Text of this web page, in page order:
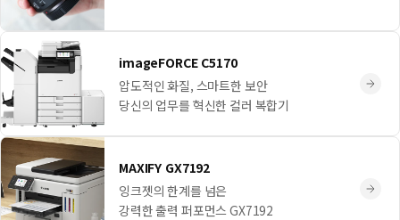
imageFORCE C5170
압도적인 화질, 스마트한 보안
당신의 업무를 혁신한 컬러 복합기
MAXIFY GX7192
잉크젯의 한계를 넘은
강력한 출력 퍼포먼스 GX7192